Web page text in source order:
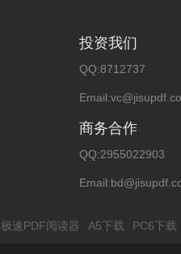
投资我们
QQ:8712737
商务合作
QQ:2955022903
极速PDF阅读器 A5下载 PC6下载